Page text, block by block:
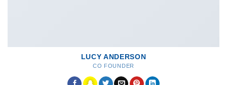
LUCY ANDERSON
CO FOUNDER